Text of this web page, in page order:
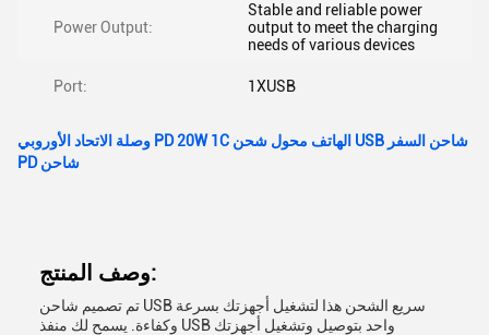
Power Output:
Stable and reliable power
output to meet the charging
needs of various devices
Port: 1XUSB
وصلة الاتحاد الأوروبي PD 20W 1C الهاتف محول شحن USB شاحن السفر
PD شاحن
وصف المنتج:
تم تصميم شاحن USB سريع الشحن هذا لتشغيل أجهزتك بسرعة
وكفاءة. يسمح لك منفذ USB واحد بتوصيل وتشغيل أجهزتك